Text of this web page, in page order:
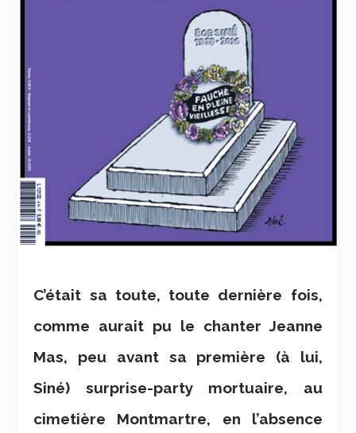
C’était sa toute, toute dernière fois,
comme aurait pu le chanter Jeanne
Mas, peu avant sa première (à lui,
Siné) surprise-party mortuaire, au
cimetière Montmartre, en l’absence